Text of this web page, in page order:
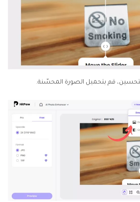
قم بتحميل الصورة المحسّنة.